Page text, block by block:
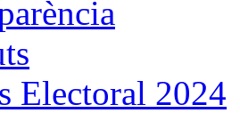
Electoral 2024